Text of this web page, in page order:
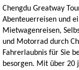
Chengdu Greatway
Abenteuerreisen und
Mietwagenreisen,
und Motorrad durch
Fahrerlaubnis für Sie
besorgen. Mit über 20